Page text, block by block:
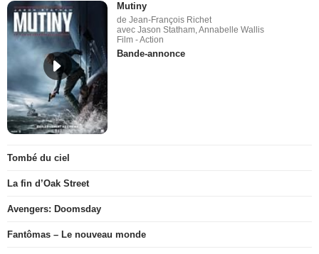
Mutiny
de Jean-François Richet
avec Jason Statham, Annabelle Wallis
Film - Action
Bande-annonce
Tombé du ciel
La fin d’Oak Street
Avengers: Doomsday
Fantômas – Le nouveau monde